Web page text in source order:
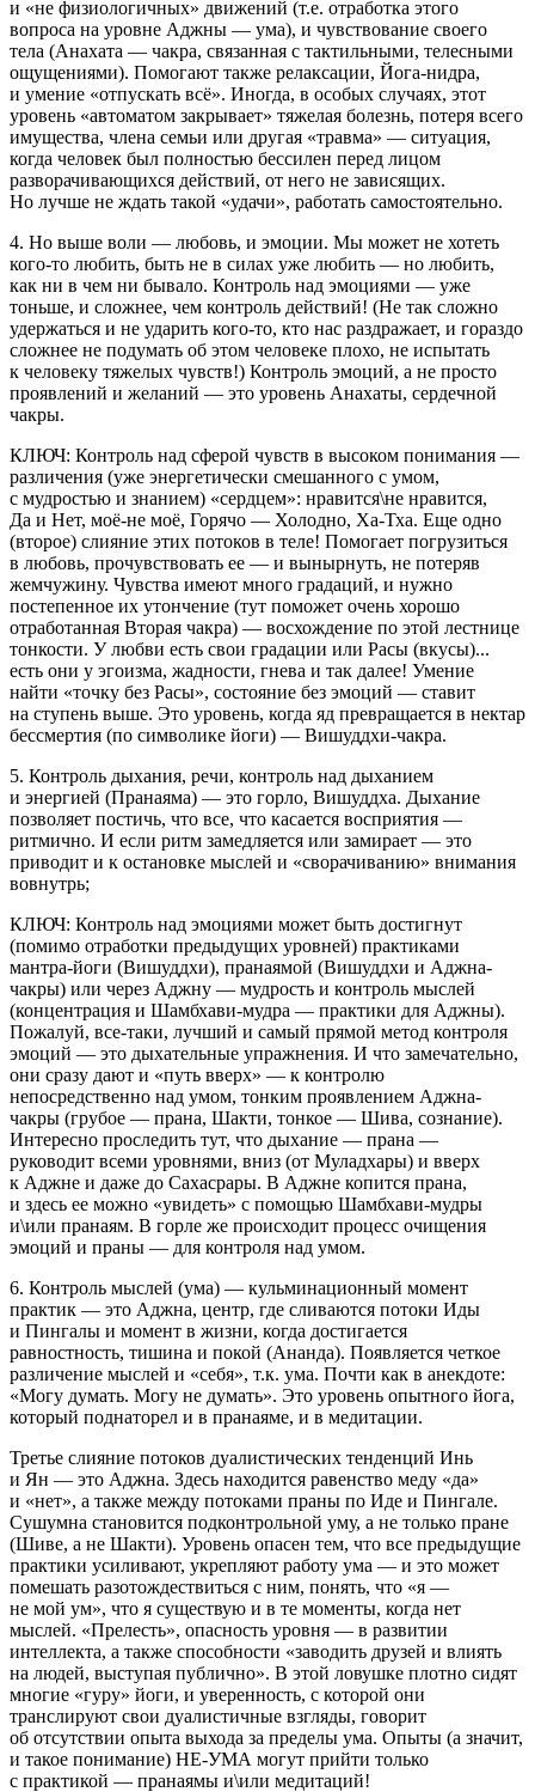
и «не физиологичных» движений (т.е. отработка этого
вопроса на уровне Аджны — ума), и чувствование своего
тела (Анахата — чакра, связанная с тактильными, телесными
ощущениями). Помогают также релаксации, Йога-нидра,
и умение «отпускать всё». Иногда, в особых случаях, этот
уровень «автоматом закрывает» тяжелая болезнь, потеря всего
имущества, члена семьи или другая «травма» — ситуация,
когда человек был полностью бессилен перед лицом
разворачивающихся действий, от него не зависящих.
Но лучше не ждать такой «удачи», работать самостоятельно.
4. Но выше воли — любовь, и эмоции. Мы может не хотеть
кого-то любить, быть не в силах уже любить — но любить,
как ни в чем ни бывало. Контроль над эмоциями — уже
тоньше, и сложнее, чем контроль действий! (Не так сложно
удержаться и не ударить кого-то, кто нас раздражает, и гораздо
сложнее не подумать об этом человеке плохо, не испытать
к человеку тяжелых чувств!) Контроль эмоций, а не просто
проявлений и желаний — это уровень Анахаты, сердечной
чакры.
КЛЮЧ: Контроль над сферой чувств в высоком понимания —
различения (уже энергетически смешанного с умом,
с мудростью и знанием) «сердцем»: нравится\не нравится,
Да и Нет, моё-не моё, Горячо — Холодно, Ха-Тха. Еще одно
(второе) слияние этих потоков в теле! Помогает погрузиться
в любовь, прочувствовать ее — и вынырнуть, не потеряв
жемчужину. Чувства имеют много градаций, и нужно
постепенное их утончение (тут поможет очень хорошо
отработанная Вторая чакра) — восхождение по этой лестнице
тонкости. У любви есть свои градации или Расы (вкусы)...
есть они у эгоизма, жадности, гнева и так далее! Умение
найти «точку без Расы», состояние без эмоций — ставит
на ступень выше. Это уровень, когда яд превращается в нектар
бессмертия (по символике йоги) — Вишуддхи-чакра.
5. Контроль дыхания, речи, контроль над дыханием
и энергией (Пранаяма) — это горло, Вишуддха. Дыхание
позволяет постичь, что все, что касается восприятия —
ритмично. И если ритм замедляется или замирает — это
приводит и к остановке мыслей и «сворачиванию» внимания
вовнутрь;
КЛЮЧ: Контроль над эмоциями может быть достигнут
(помимо отработки предыдущих уровней) практиками
мантра-йоги (Вишуддхи), пранаямой (Вишуддхи и Аджна-
чакры) или через Аджну — мудрость и контроль мыслей
(концентрация и Шамбхави-мудра — практики для Аджны).
Пожалуй, все-таки, лучший и самый прямой метод контроля
эмоций — это дыхательные упражнения. И что замечательно,
они сразу дают и «путь вверх» — к контролю
непосредственно над умом, тонким проявлением Аджна-
чакры (грубое — прана, Шакти, тонкое — Шива, сознание).
Интересно проследить тут, что дыхание — прана —
руководит всеми уровнями, вниз (от Муладхары) и вверх
к Аджне и даже до Сахасрары. В Аджне копится прана,
и здесь ее можно «увидеть» с помощью Шамбхави-мудры
и\или пранаям. В горле же происходит процесс очищения
эмоций и праны — для контроля над умом.
6. Контроль мыслей (ума) — кульминационный момент
практик — это Аджна, центр, где сливаются потоки Иды
и Пингалы и момент в жизни, когда достигается
равностность, тишина и покой (Ананда). Появляется четкое
различение мыслей и «себя», т.к. ума. Почти как в анекдоте:
«Могу думать. Могу не думать». Это уровень опытного йога,
который поднаторел и в пранаяме, и в медитации.
Третье слияние потоков дуалистических тенденций Инь
и Ян — это Аджна. Здесь находится равенство меду «да»
и «нет», а также между потоками праны по Иде и Пингале.
Сушумна становится подконтрольной уму, а не только пране
(Шиве, а не Шакти). Уровень опасен тем, что все предыдущие
практики усиливают, укрепляют работу ума — и это может
помешать разотождествиться с ним, понять, что «я —
не мой ум», что я существую и в те моменты, когда нет
мыслей. «Прелесть», опасность уровня — в развитии
интеллекта, а также способности «заводить друзей и влиять
на людей, выступая публично». В этой ловушке плотно сидят
многие «гуру» йоги, и уверенность, с которой они
транслируют свои дуалистичные взгляды, говорит
об отсутствии опыта выхода за пределы ума. Опыты (а значит,
и такое понимание) НЕ-УМА могут прийти только
с практикой — пранаямы и\или медитаций!